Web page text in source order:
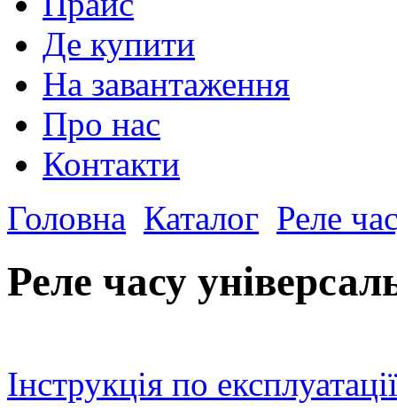
Де купити
На завантаження
Про нас
Контакти
Головна Каталог Реле
Реле часу
Інструкція по експлуатації